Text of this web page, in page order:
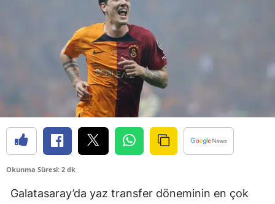
Bursa
Çanakkale
Çorum
Okunma Süresi: 2 dk
Galatasaray’da yaz transfer döneminin en çok